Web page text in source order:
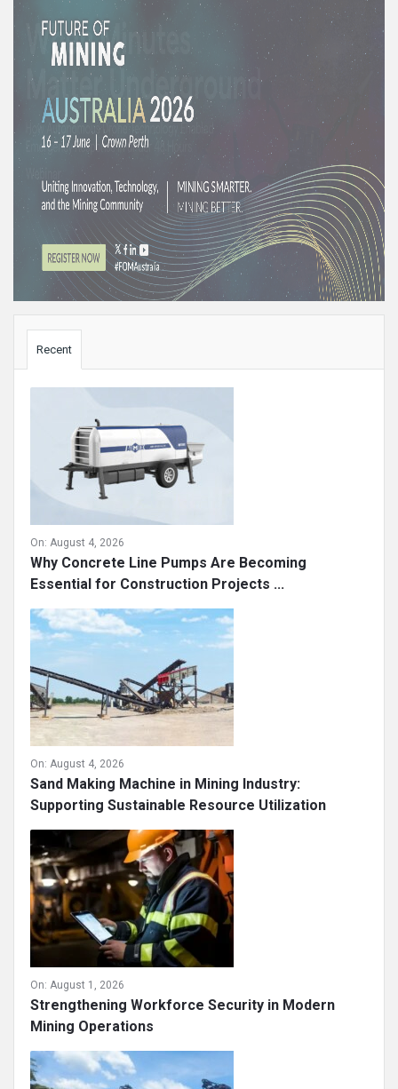
Recent
On: August 4, 2026
Why Concrete Line Pumps Are Becoming
Essential for Construction Projects ...
On: August 4, 2026
Sand Making Machine in Mining Industry:
Supporting Sustainable Resource Utilization
On: August 1, 2026
Strengthening Workforce Security in Modern
Mining Operations